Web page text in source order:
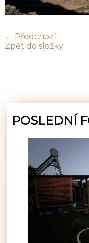
← Předchozí
Zpět do složky
POSLEDNÍ